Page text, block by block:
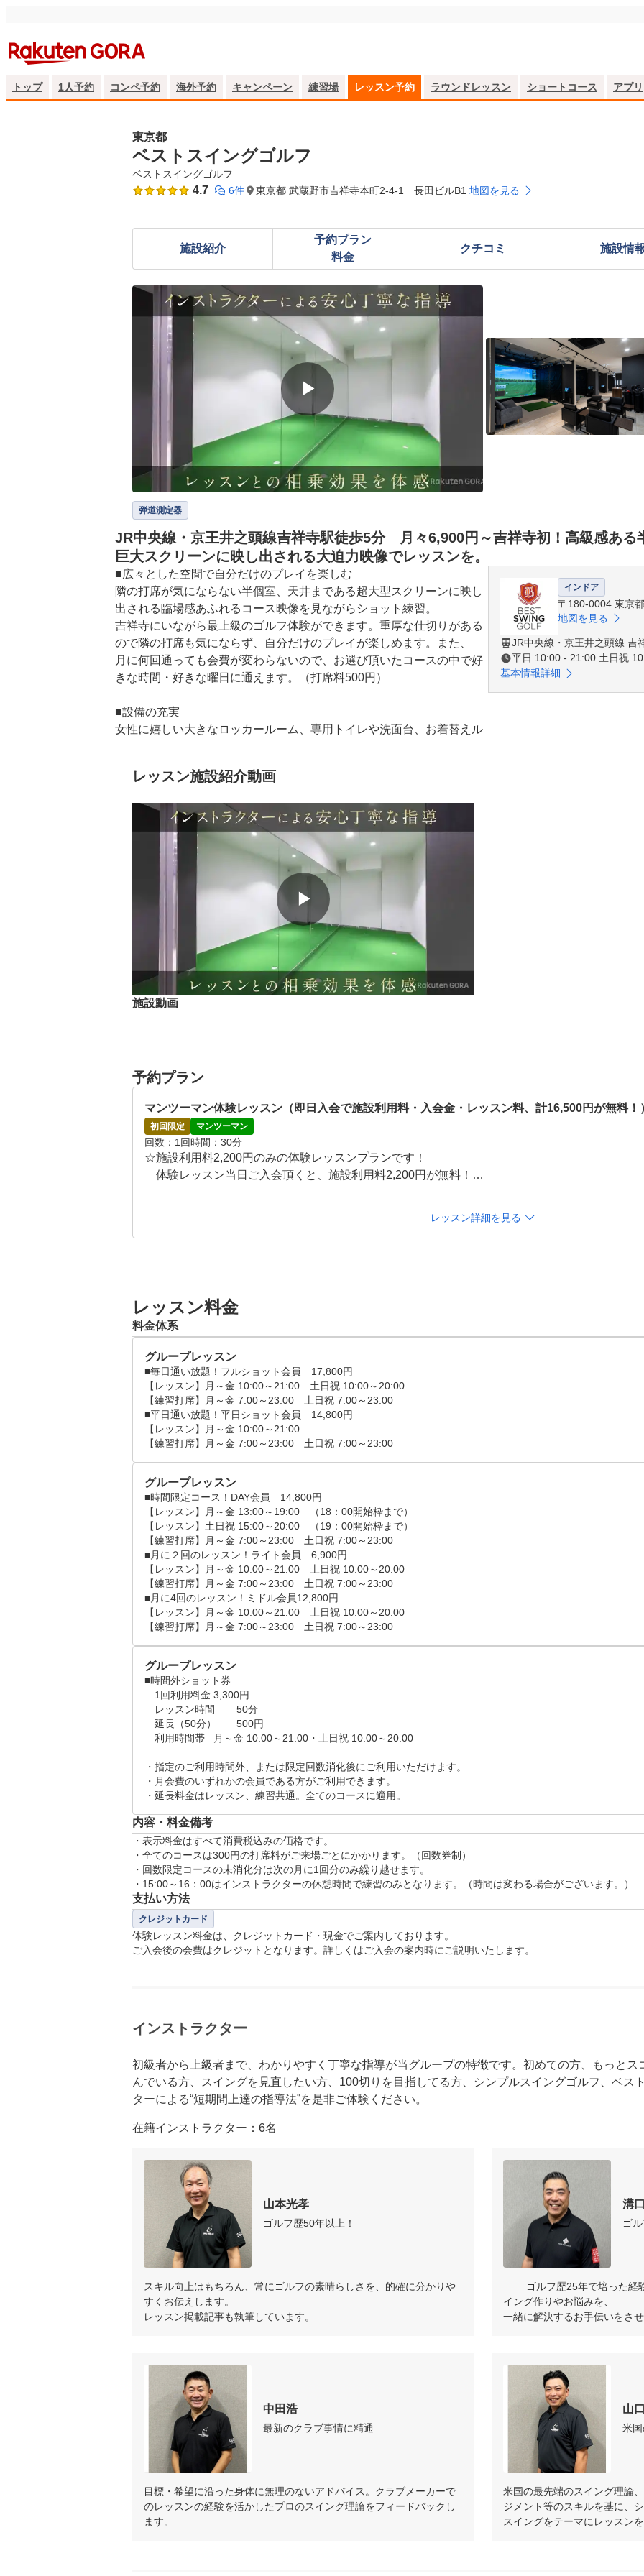
トップ 1人予約 コンペ予約 海外予約 キャンペーン 練習場 レッスン予約 ラウンドレッスン ショートコース アプリ
東京都
ベストスイングゴルフ
ベストスイングゴルフ
4.7 6件 東京都 武蔵野市吉祥寺本町2-4-1 長田ビルB1 地図を見る
施設紹介
予約プラン
料金
クチコミ 施設情
▶
弾道測定器
JR中央線・京王井之頭線吉祥寺駅徒歩5分 月々6,900円～吉祥寺初！高級感ある
巨大スクリーンに映し出される大迫力映像でレッスンを。
■広々とした空間で自分だけのプレイを楽しむ
隣の打席が気にならない半個室、天井まである超大型スクリーンに映し
出される臨場感あふれるコース映像を見ながらショット練習。
吉祥寺にいながら最上級のゴルフ体験ができます。重厚な仕切りがある
ので隣の打席も気にならず、自分だけのプレイが楽しめます。また、
月に何回通っても会費が変わらないので、お選び頂いたコースの中で好
きな時間・好きな曜日に通えます。（打席料500円）
■設備の充実
女性に嬉しい大きなロッカールーム、専用トイレや洗面台、お着替えル
＜レッスンを受けながら自分のゴルフを客観的に捉える　”飛距離を伸ば
■レッスンとシュミレーションの相乗効果を体感
インストラクターにスイングを教わりながら、弾道を正確に測定するこ
とができる高精度シュミレーターを用いた練習を積み重ねることで、自
分のゴルフの癖や特徴を知ることができ、レベルアップすることができ
飛距離が伸び、スコアが安定してくることを実感できるようになってき
■パッティング練習場で思い存分パッティング練習
“プロや上級者になるほどパターに力を注ぐ”と言われるほど、スコアメ
イクに重要な役割を果たすパッティング。
インドア
〒180-0004 東京
地図を見る
JR中央線・京王井之頭線 吉
平日 10:00 - 21:00 土日祝
基本情報詳細
レッスン施設紹介動画
▶
施設動画
予約プラン
マンツーマン体験レッスン（即日入会で施設利用料・入会金・レッスン料、計16,500円が無料！
初回限定 マンツーマン
回数 1回時間 30分
☆施設利用料2,200円のみの体験レッスンプランです！
体験レッスン当日ご入会頂くと、施設利用料2,200円が無料！
予約をお願い致します。
その際、同時間でリクエスト頂き、『悩み・質問など』の欄にお友達同士である旨を記載お願
す。
レッスン詳細を見る
レッスン料金
料金体系
グループレッスン
■毎日通い放題！フルショット会員　17,800円
【レッスン】月～金 10:00～21:00　土日祝 10:00～20:00
【練習打席】月～金 7:00～23:00　土日祝 7:00～23:00
■平日通い放題！平日ショット会員　14,800円
【レッスン】月～金 10:00～21:00
グループレッスン
■時間限定コース！DAY会員　14,800円
【レッスン】月～金 13:00～19:00　（18：00開始枠まで）
【レッスン】土日祝 15:00～20:00　（19：00開始枠まで）
【練習打席】月～金 7:00～23:00　土日祝 7:00～23:00
■月に２回のレッスン！ライト会員　6,900円
【レッスン】月～金 10:00～21:00　土日祝 10:00～20:00
【練習打席】月～金 7:00～23:00　土日祝 7:00～23:00
■月に4回のレッスン！ミドル会員12,800円
【レッスン】月～金 10:00～21:00　土日祝 10:00～20:00
【練習打席】月～金 7:00～23:00　土日祝 7:00～23:00
グループレッスン
■時間外ショット券
1回利用料金	3,300円
レッスン時間	50分
延長（50分）	500円
利用時間帯	月～金 10:00～21:00・土日祝 10:00～20:00
・指定のご利用時間外、または限定回数消化後にご利用いただけます。
・月会費のいずれかの会員である方がご利用できます。
・延長料金はレッスン、練習共通。全てのコースに適用。
内容・料金備考
・表示料金はすべて消費税込みの価格です。
・全てのコースは300円の打席料がご来場ごとにかかります。（回数券制）
・回数限定コースの未消化分は次の月に1回分のみ繰り越せます。
・15:00～16：00はインストラクターの休憩時間で練習のみとなります。（時間は変わる場合がございます。）
支払い方法
クレジットカード
体験レッスン料金は、クレジットカード・現金でご案内しております。
ご入会後の会費はクレジットとなります。詳しくはご入会の案内時にご説明いたします。
インストラクター
初級者から上級者まで、わかりやすく丁寧な指導が当グループの特徴です。初めての方、もっと
んでいる方、スイングを見直したい方、100切りを目指してる方、シンプルスイングゴルフ、ベス
ターによる“短期間上達の指導法”を是非ご体験ください。
在籍インストラクター：6名
山本光孝
ゴルフ歴50年以上！
スキル向上はもちろん、常にゴルフの素晴らしさを、的確に分かりや
すくお伝えします。
レッスン掲載記事も執筆しています。
溝
ゴ
イング作りやお悩みを、
一緒に解決するお手伝いをさ
中田浩
最新のクラブ事情に精通
目標・希望に沿った身体に無理のないアドバイス。クラブメーカーで
のレッスンの経験を活かしたプロのスイング理論をフィードバックし
ます。
山
米
米国の最先端のスイング理論
ジメント等のスキルを基に、
スイングをテーマにレッスン